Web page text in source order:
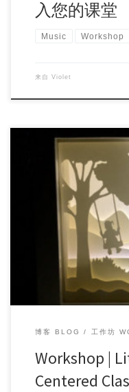
入您的课堂
Music Workshop
来自 Violet
Workshop Topic: Literacy
博客 BLOG 工作坊
Workshop |
Centered